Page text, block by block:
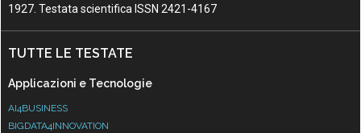
1927. Testata scientifica ISSN 2421-4167
TUTTE LE TESTATE
Applicazioni e Tecnologie
AI4BUSINESS
BIGDATA4INNOVATION